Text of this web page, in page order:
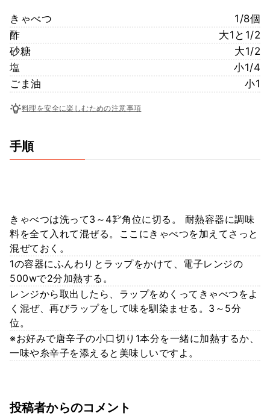
きゃべつ
1/8個
酢
大1と1/2
砂糖
大1/2
塩
小1/4
ごま油
小1
料理を安全に楽しむための注意事項
手順
きゃべつは洗って3～4㌢角位に切る。 耐熱容器に調味
料を全て入れて混ぜる。ここにきゃべつを加えてさっと
混ぜておく。
1の容器にふんわりとラップをかけて、電子レンジの
500wで2分加熱する。
レンジから取出したら、ラップをめくってきゃべつをよ
く混ぜ、再びラップをして味を馴染ませる。3～5分
位。
※お好みで唐辛子の小口切り1本分を一緒に加熱するか、
一味や糸辛子を添えると美味しいですよ。
投稿者からのコメント